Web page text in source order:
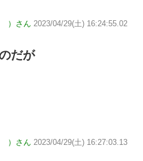
）さん 2023/04/29(土) 16:24:55.02
だが
）さん 2023/04/29(土) 16:27:03.13